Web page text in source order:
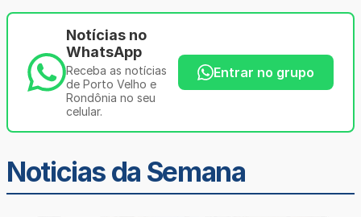
Notícias no
WhatsApp
Receba as notícias
de Porto Velho e
Rondônia no seu
celular.
Entrar no grupo
Noticias da Semana